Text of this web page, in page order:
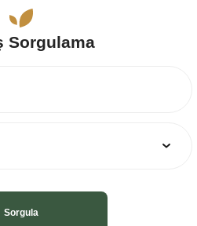
formunu kullanarak tarafımıza
ederiz.
pahalı.
Sorgulama
Sorgula